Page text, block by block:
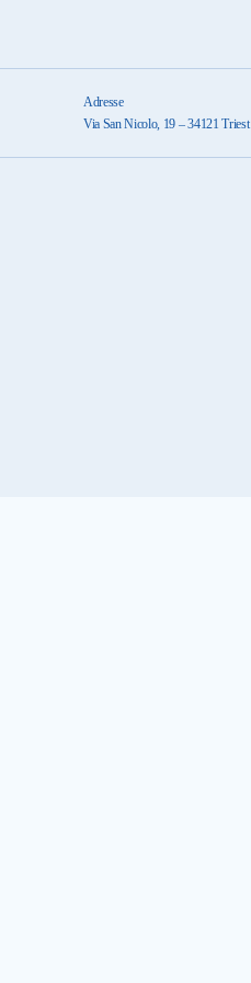
Adresse
Via San Nicolo, 19 – 34121 Triest